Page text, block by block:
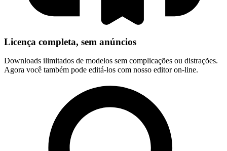
Licença completa, sem anúncios
Downloads ilimitados de modelos sem complicações ou distrações.
Agora você também pode editá-los com nosso editor on-line.